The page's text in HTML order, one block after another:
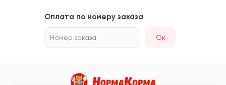
Оплата по номеру заказа
Номер заказа Ок